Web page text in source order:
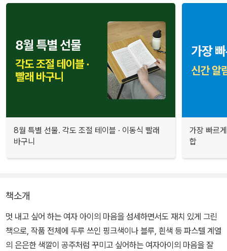
8월 특별 선물. 각도 조절 테이블 · 이동식 빨래
바구니
가장 빠르
합
책소개
멋 내고 싶어 하는 여자 아이의 마음을 섬세하면서도 재치 있게 그린
책으로, 작품 전체에 두루 쓰인 핑크색이나 블루, 흰색 등 파스텔 계열
의 은은한 색깔이 공주처럼 꾸미고 싶어하는 여자아이의 마음을 잘